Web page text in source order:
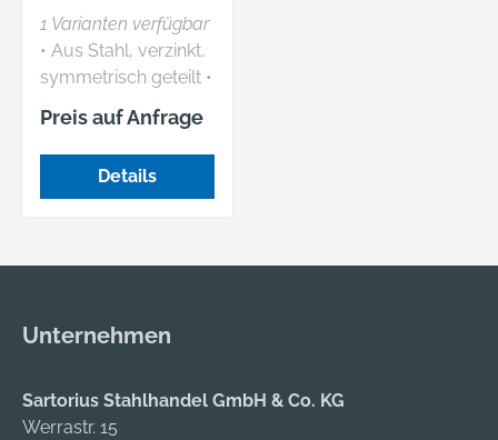
1 Varianten verfügbar
• Aus Stahl, verzinkt,
symmetrisch geteilt •
Mit geteilter Nuss •
Vierkant 9 mm • Maß
LA 60 mm, Maß LI
60 mm • Norm DIN
Feuerschutz, für
Preis auf Anfrage
Details
Unternehmen
Sartorius Stahlhandel GmbH & Co. KG
Werrastr. 15